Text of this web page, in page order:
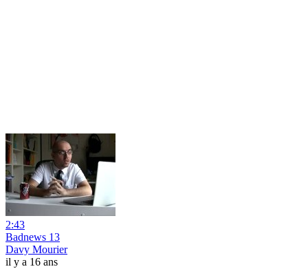
2:43
Badnews 13
Davy Mourier
il y a 16 ans